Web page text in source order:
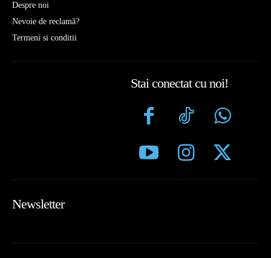
Despre noi
Nevoie de reclamă?
Termeni si conditii
Stai conectat cu noi!
Newsletter